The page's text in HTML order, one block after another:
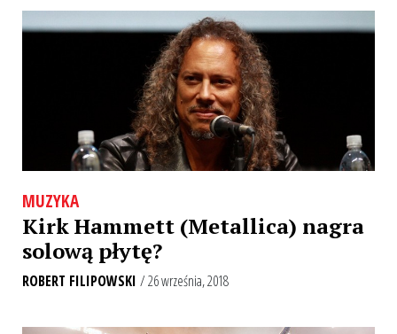
MUZYKA
Kirk Hammett (Metallica) nagra
solową płytę?
ROBERT FILIPOWSKI / 26 września, 2018